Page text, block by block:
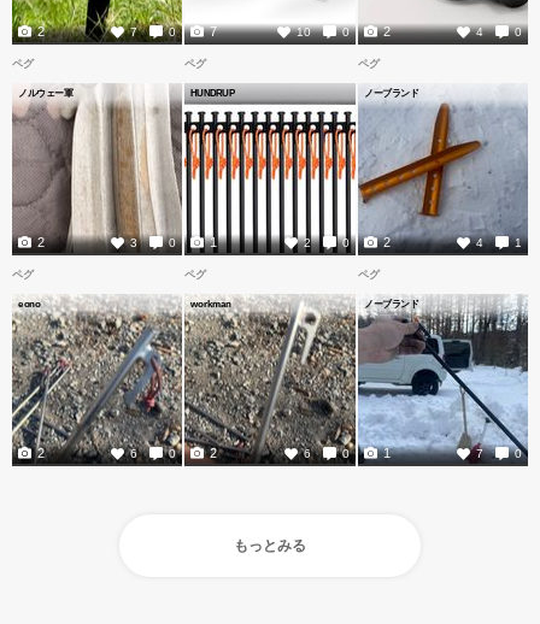
7 0
2 10 0
7 4 0
2
ペグ
ノルウェー軍
3 0
2
ペグ
HUNDRUP
2 0
1
ペグ
ノーブランド
4 1
2
ペグ
eono
6 0
2
ペグ
workman
6 0
2
ペグ
ノーブランド
7 0
1
もっとみる